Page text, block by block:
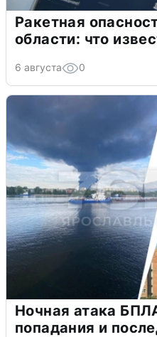
Ракетная
области: что
6 августа 0
Ночная атака
попадания и